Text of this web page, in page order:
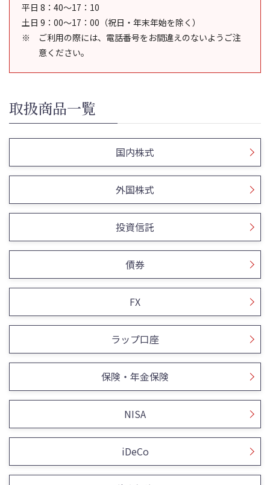
平日 8：40～17：10
土日 9：00～17：00（祝日・年末年始を除く）
ご利用の際には、電話番号をお間違えのないようご注
意ください。
取扱商品一覧
国内株式
外国株式
投資信託
債券
FX
ラップ口座
保険・年金保険
NISA
iDeCo